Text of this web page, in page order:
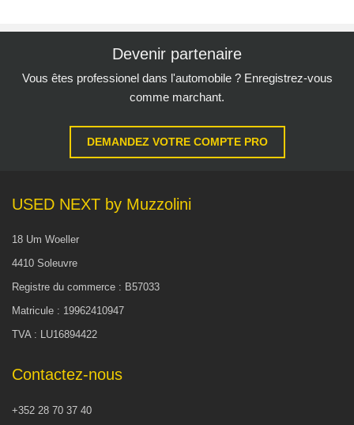
Devenir partenaire
Vous êtes professionel dans l'automobile ? Enregistrez-vous
comme marchant.
DEMANDEZ VOTRE COMPTE PRO
USED NEXT by Muzzolini
18 Um Woeller
4410 Soleuvre
Registre du commerce : B57033
Matricule : 19962410947
TVA : LU16894422
Contactez-nous
+352 28 70 37 40